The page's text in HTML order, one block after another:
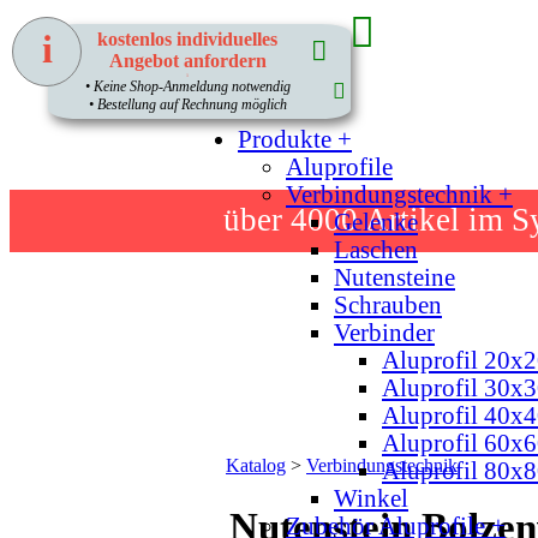
über 4000Artikel im
Home
Produkte +
Aluprofile
Verbindungstechnik +
Gelenke
Laschen
Nutensteine
Schrauben
Verbinder
Aluprofil
Aluprofil
Aluprofil
Aluprofil
Aluprofil
Winkel
Zubehör Aluprofile +
Katalog > Verbindungstechnik
Nutenstein
kostenlos individuelles
Angebot anfordern
1
• Keine Shop-Anmeldung notwendig
• Bestellung auf Rechnung möglich
i